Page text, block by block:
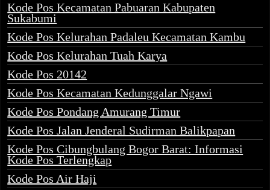
Kode Pos Kecamatan Pabuaran Kabupaten
Sukabumi
Kode Pos Kelurahan Padaleu Kecamatan Kambu
Kode Pos Kelurahan Tuah Karya
Kode Pos 20142
Kode Pos Kecamatan Kedunggalar Ngawi
Kode Pos Pondang Amurang Timur
Kode Pos Jalan Jenderal Sudirman Balikpapan
Kode Pos Cibungbulang Bogor Barat: Informasi
Kode Pos Terlengkap
Kode Pos Air Haji